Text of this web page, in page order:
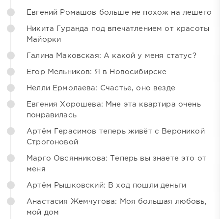
Евгений Ромашов больше не похож на лешего
Никита Гуранда под впечатлением от красоты
Майорки
Галина Маковская: А какой у меня статус?
Егор Мельников: Я в Новосибирске
Нелли Ермолаева: Счастье, оно везде
Евгения Хорошева: Мне эта квартира очень
понравилась
Артём Герасимов теперь живёт с Вероникой
Строгоновой
Марго Овсянникова: Теперь вы знаете это от
меня
Артём Рышковский: В ход пошли деньги
Анастасия Жемчугова: Моя большая любовь,
мой дом